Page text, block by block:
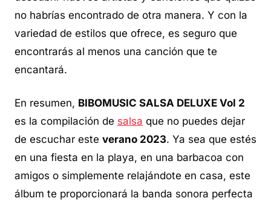
no habrías encontrado de otra manera. Y con la
variedad de estilos que ofrece, es seguro que
encontrarás al menos una canción que te
encantará.
En resumen, BIBOMUSIC SALSA DELUXE Vol 2
es la compilación de salsa que no puedes dejar
de escuchar este verano 2023. Ya sea que estés
en una fiesta en la playa, en una barbacoa con
amigos o simplemente relajándote en casa, este
álbum te proporcionará la banda sonora perfecta